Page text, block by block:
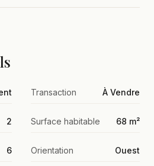
Transaction À Vendre
2 Surface habitable 68 m²
6 Orientation Ouest